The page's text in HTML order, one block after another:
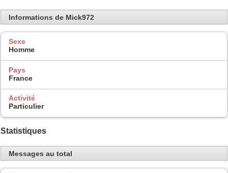
Informations de Mick972
Sexe
Homme
Pays
France
Activité
Particulier
Statistiques
Messages au total